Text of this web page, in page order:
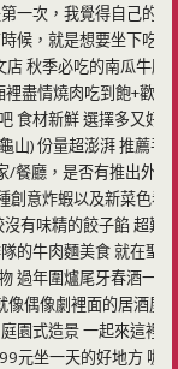
一次，我覺得自己的牛
候，就是想要坐下吃
秋季必吃的南瓜牛
盡情燒肉吃到飽+歡唱
食材新鮮 選擇多又好
山) 份量超澎湃 推薦手
餐廳，是否有推出外
創意炸蝦以及新菜色
有味精的餃子餡 超難
的牛肉麵美食 就在聖
過年圍爐尾牙春酒一
偶像劇裡面的居酒屋
園式造景 一起來這裡
元坐一天的好地方